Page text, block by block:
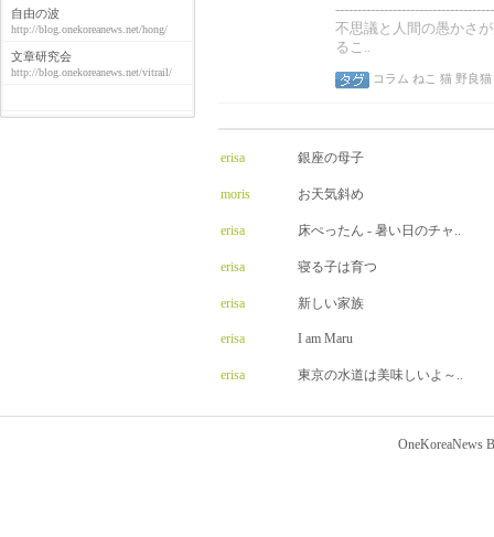
自由の波
http://blog.onekoreanews.net/hong/
文章研究会
http://blog.onekoreanews.net/vitrail/
不思議と人間の愚かさ
るこ..
コラム ねこ 猫 野良猫
erisa 銀座の母子
moris お天気斜め
erisa 床ぺったん - 暑い日のチャ..
erisa 寝る子は育つ
erisa 新しい家族
erisa I am Maru
erisa 東京の水道は美味しいよ～..
OneKoreaNews